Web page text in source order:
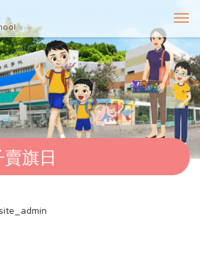
T
o
g
g
l
e
n
v
g
旗日